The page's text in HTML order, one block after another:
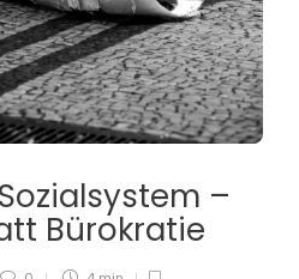
–
Bürokratie